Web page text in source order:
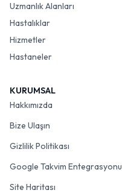
Uzmanlık Alanları
Hastalıklar
Hizmetler
Hastaneler
KURUMSAL
Hakkımızda
Bize Ulaşın
Gizlilik Politikası
Google Takvim Entegrasyonu
Site Haritası